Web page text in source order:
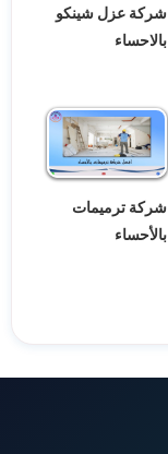
شركة عزل شينكو
بالاحساء
شركة ترميمات
بالأحساء